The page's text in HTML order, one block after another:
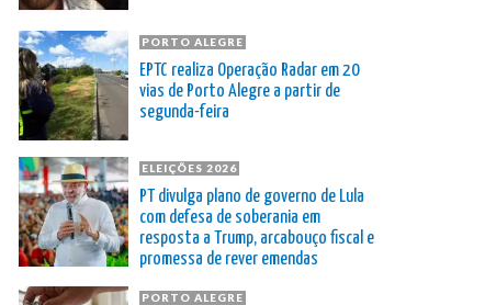
PORTO ALEGRE
EPTC realiza Operação Radar em 20
vias de Porto Alegre a partir de
segunda-feira
ELEIÇÕES 2026
PT divulga plano de governo de Lula
com defesa de soberania em
resposta a Trump, arcabouço fiscal e
promessa de rever emendas
PORTO ALEGRE